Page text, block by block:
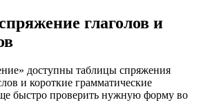
глаголов и
доступны таблицы спряжения
и короткие грамматические
быстро проверить нужную форму во